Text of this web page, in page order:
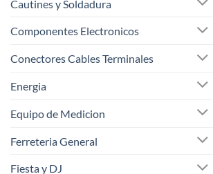
Cautines y Soldadura
Componentes Electronicos
Conectores Cables Terminales
Energia
Equipo de Medicion
Ferreteria General
Fiesta y DJ